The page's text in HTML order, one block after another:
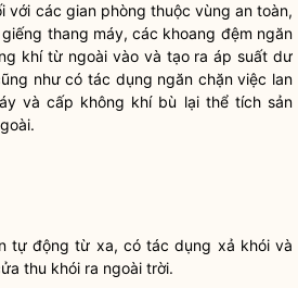
với các gian phòng thuộc vùng an toàn,
thang máy, các khoang đệm ngăn
khí từ ngoài vào và tạo ra áp suất dư
như có tác dụng ngăn chặn việc lan
và cấp không khí bù lại thể tích sản
tự động từ xa, có tác dụng xả khói và
thu khói ra ngoài trời.